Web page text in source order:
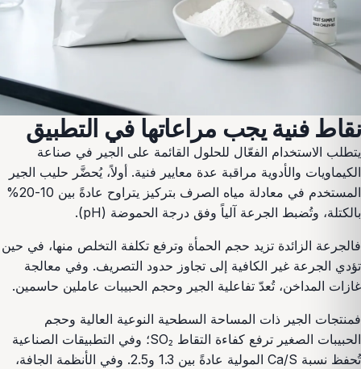
نقاط فنية يجب مراعاتها في التطبيق
يتطلب الاستخدام الفعّال للحلول القائمة على الجير في صناعة
الكيماويات والأدوية مراقبة عدة معايير فنية. أولاً، يُحضَّر حليب الجير
المستخدم في معادلة مياه الصرف بتركيز يتراوح عادةً بين 10-20%
بالكتلة، وتُضبط الجرعة آلياً وفق درجة الحموضة (pH).
فالجرعة الزائدة تزيد حجم الحمأة وترفع تكلفة التخلص منها، في حين
تؤدي الجرعة غير الكافية إلى تجاوز حدود التصريف. وفي معالجة
غازات المداخن، تُعدّ تفاعلية الجير وحجم الحبيبات عاملين حاسمين.
فمنتجات الجير ذات المساحة السطحية النوعية العالية وحجم
الحبيبات الصغير ترفع كفاءة التقاط SO₂؛ وفي التطبيقات الصناعية
تُحفظ نسبة Ca/S المولية عادةً بين 1.3 و2.5. وفي الأنظمة الجافة،